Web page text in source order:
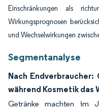
Einschränkungen als
Wirkungsprognosen
und Wechselwirkungen
Segmentanalyse
Nach
während Kosmetik das
Getränke machten im